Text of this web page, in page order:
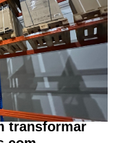
transformar